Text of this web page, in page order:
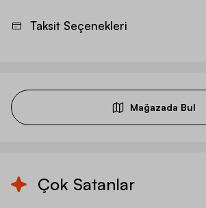
Taksit Seçenekleri
Mağazada Bul
Çok Satanlar